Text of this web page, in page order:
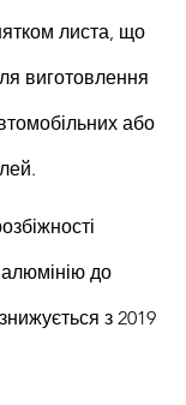
листа, що
виготовлення
або
до
з 2019